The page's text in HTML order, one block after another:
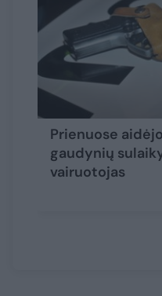
Prienuose
gaudynių
vairuotojas